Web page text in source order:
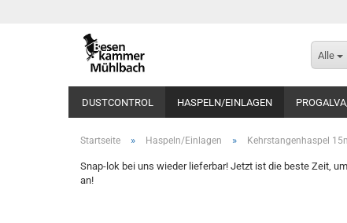
Alle
DUSTCONTROL HASPELN/EINLAGEN
Startseite » Haspeln/Einlagen » Kehrstangenhaspel
Snap-lok bei uns wieder lieferbar! Jetzt ist die beste Zeit,
an!